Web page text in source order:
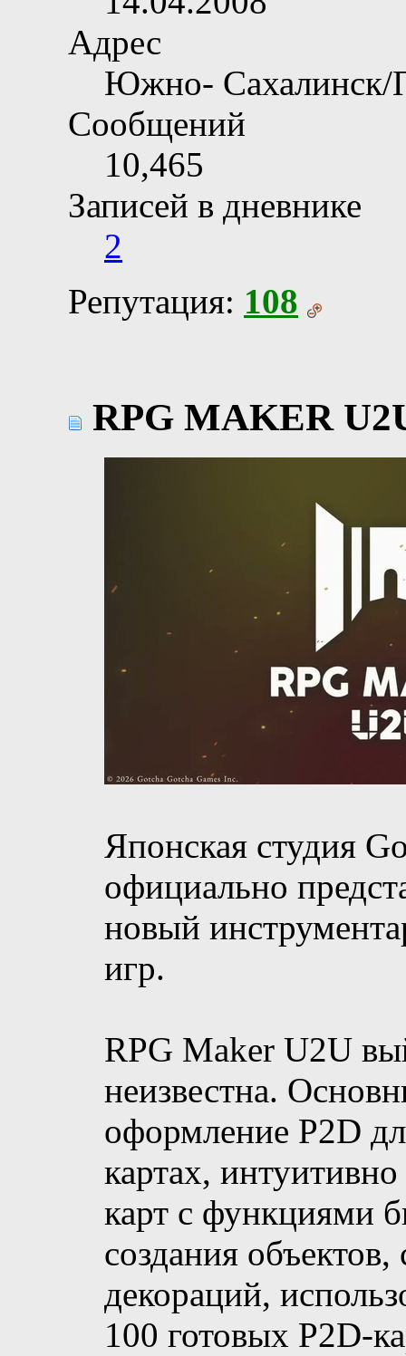
Адрес
Южно- Сахалинск/
Сообщений
10,465
Записей в дневнике
2
Репутация: 108
RPG MAKER
Японская студия
официально
новый
игр.
RPG Maker U2U
неизвестна.
оформление P2D
картах,
карт с функциями
создания
декораций,
100 готовых P2D-